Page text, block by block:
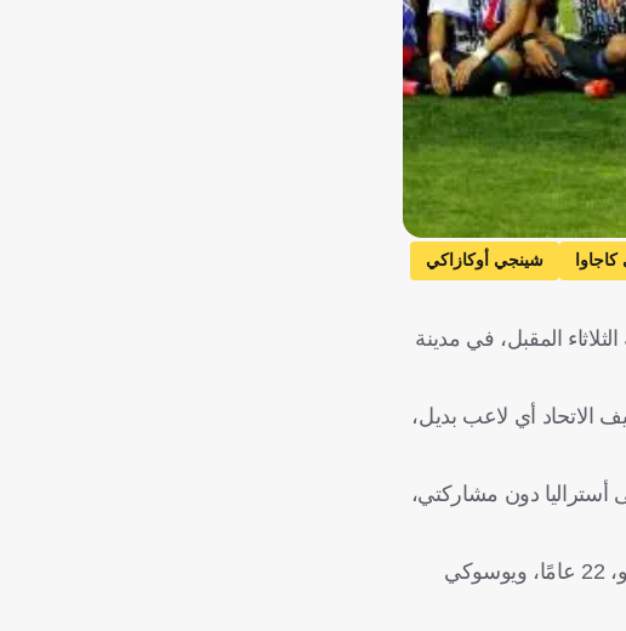
شينجي أوكازاكي
المقبل، في مدينة
الاتحاد أي لاعب بديل،
أستراليا دون مشاركتي،
وأضاف هوندا: "حان وقت ظهور جيل جديد يكمل مسيرة المنتخب الوطني في البطولات المقبلة. نجاح الشابين تاكوما أسانو، 22 عامًا، ويوسوكي